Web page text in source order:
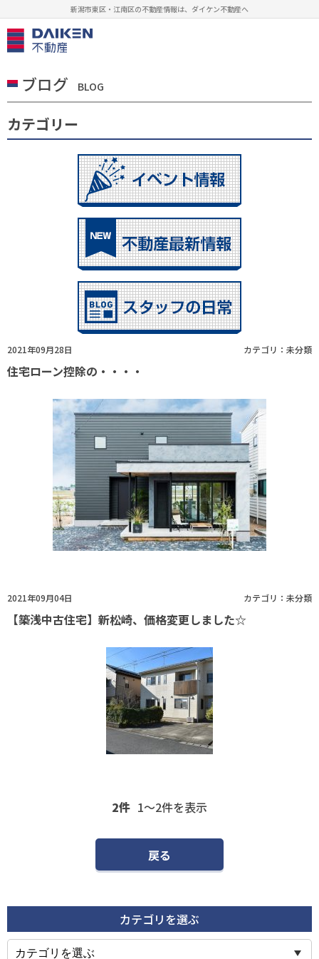
新潟市東区・江南区の不動産情報は、ダイケン不動産へ
ブログ BLOG
カテゴリー
2021年09月28日 カテゴリ： 未分類
住宅ローン控除の・・・・
2021年09月04日 カテゴリ： 未分類
【築浅中古住宅】新松崎、価格変更しました☆
2件 1〜2件を表示
戻る
カテゴリを選ぶ